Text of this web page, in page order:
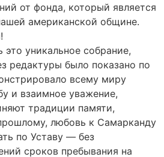
от фонда, который является
американской общине.
это уникальное собрание,
редактуры было показано по
всему миру
и взаимное уважение,
традиции памяти,
любовь к Самарканду
по Уставу — без
сроков пребывания на